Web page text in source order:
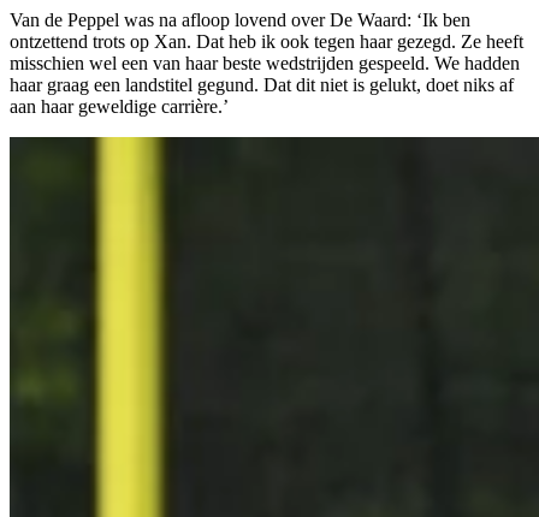
Van de Peppel was na afloop lovend over De Waard: ‘Ik ben
ontzettend trots op Xan. Dat heb ik ook tegen haar gezegd. Ze heeft
misschien wel een van haar beste wedstrijden gespeeld. We hadden
haar graag een landstitel gegund. Dat dit niet is gelukt, doet niks af
aan haar geweldige carrière.’